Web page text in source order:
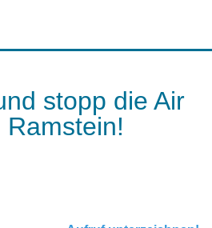
stopp die Air
Ramstein!